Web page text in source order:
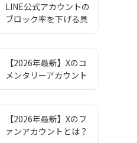
LINE公式アカウントの
ブロック率を下げる具
体的な方法と適切な目
【2026年最新】Xのコ
メンタリーアカウント
とは？パロディアカウ
ベルの設定方法を解説
【2026年最新】Xのフ
ァンアカウントとは？